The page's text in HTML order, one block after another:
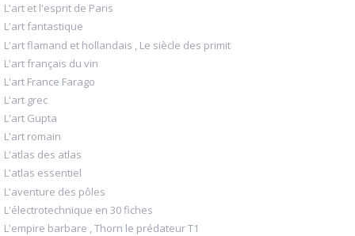
L'art et l'esprit de Paris
L'art fantastique
L'art flamand et hollandais , Le siècle des primit
L'art français du vin
L'art France Farago
L'art grec
L'art Gupta
L'art romain
L'atlas des atlas
L'atlas essentiel
L'aventure des pôles
L'électrotechnique en 30 fiches
L'empire barbare , Thorn le prédateur T1